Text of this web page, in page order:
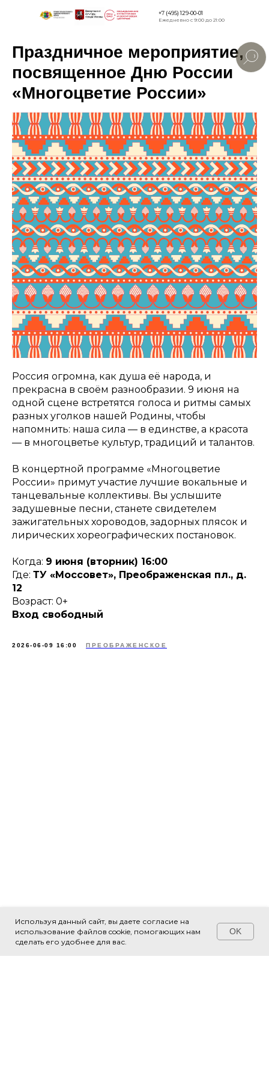
Версия для
+7 (495) 129-00-01
Ежедневно с 9:00 до 21:00
Используя данный сайт, вы даете согласие на
использование файлов cookie, помогающих нам
сделать его удобнее для вас.
OK
Свяжитесь с нами!
Праздничное мероприятие,
посвященное Дню России
«Многоцветие России»
Россия огромна, как душа её народа, и
прекрасна в своём разнообразии. 9 июня на
одной сцене встретятся голоса и ритмы самых
разных уголков нашей Родины, чтобы
напомнить: наша сила — в единстве, а красота
— в многоцветье культур, традиций и талантов.
В концертной программе «Многоцветие
России» примут участие лучшие вокальные и
танцевальные коллективы. Вы услышите
задушевные песни, станете свидетелем
зажигательных хороводов, задорных плясок и
лирических хореографических постановок.
Когда: 9 июня (вторник) 16:00
Где: ТУ «Моссовет», Преображенская пл., д.
12
Возраст: 0+
Вход свободный
2026-06-09 16:00 ПРЕОБРАЖЕНСКОЕ